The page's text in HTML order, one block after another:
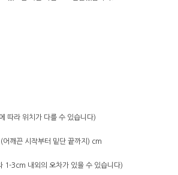
따라 위치가 다를 수 있습니다)
깨끈 시작부터 밑단 끝까지) cm
1-3cm 내외의 오차가 있을 수 있습니다)